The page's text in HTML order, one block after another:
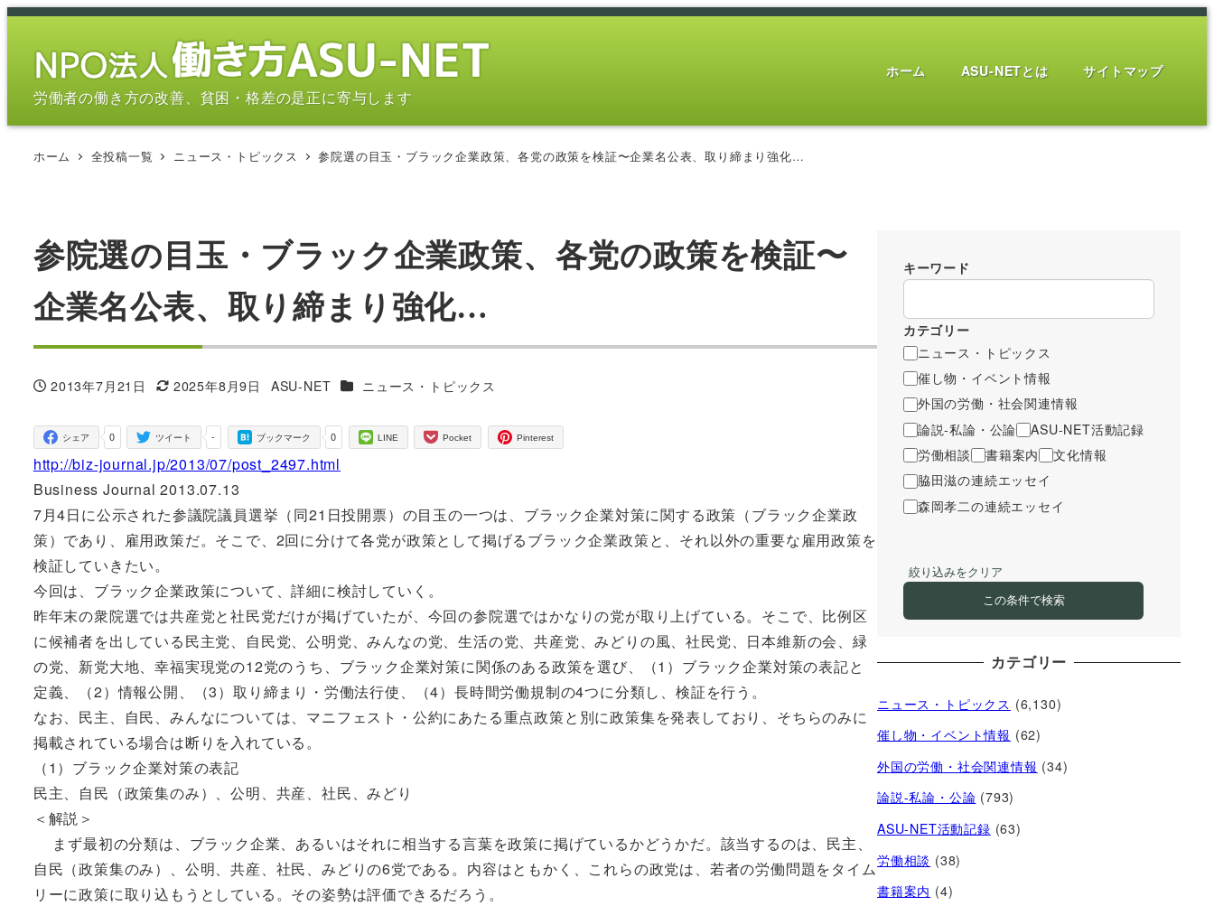
メ
労働者の働き方の改善、貧困・格差の是正に寄与します
ホーム ASU-NETとは サイトマップ
ホーム 全投稿一覧 ニュース・トピックス 参院選の目玉・ブラック企業政策、各党の政策を検証〜企業名公表、取り締まり強化…
参院選の目玉・ブラック企業政策、各党の政策を検証〜
企業名公表、取り締まり強化…
投稿日
2013年7月21日
更新日
2025年8月9日
著
ASU-NET カテゴリー
ニュース・トピックス
0
シェア -
ツイート 0
ブックマーク LINE Pocket Pinterest
http://biz-journal.jp/2013/07/post_2497.html
Business Journal 2013.07.13
7月4日に公示された参議院議員選挙（同21日投開票）の目玉の一つは、ブラック企業対策に関する政策（ブラック企業政
策）であり、雇用政策だ。そこで、2回に分けて各党が政策として掲げるブラック企業政策と、それ以外の重要な雇用政策を
検証していきたい。
今回は、ブラック企業政策について、詳細に検討していく。
昨年末の衆院選では共産党と社民党だけが掲げていたが、今回の参院選ではかなりの党が取り上げている。そこで、比例区
に候補者を出している民主党、自民党、公明党、みんなの党、生活の党、共産党、みどりの風、社民党、日本維新の会、緑
の党、新党大地、幸福実現党の12党のうち、ブラック企業対策に関係のある政策を選び、（1）ブラック企業対策の表記と
定義、（2）情報公開、（3）取り締まり・労働法行使、（4）長時間労働規制の4つに分類し、検証を行う。
なお、民主、自民、みんなについては、マニフェスト・公約にあたる重点政策と別に政策集を発表しており、そちらのみに
掲載されている場合は断りを入れている。
（1）ブラック企業対策の表記
民主、自民（政策集のみ）、公明、共産、社民、みどり
＜解説＞
まず最初の分類は、ブラック企業、あるいはそれに相当する言葉を政策に掲げているかどうかだ。該当するのは、民主、
自民（政策集のみ）、公明、共産、社民、みどりの6党である。内容はともかく、これらの政党は、若者の労働問題をタイム
リーに政策に取り込もうとしている。その姿勢は評価できるだろう。
キーワード
カテゴリー
ニュース・トピックス
催し物・イベント情報
外国の労働・社会関連情報
論説-私論・公論
ASU-NET活動記録
労働相談
書籍案内
文化情報
脇田滋の連続エッセイ
森岡孝二の連続エッセイ
絞り込みをクリア
この条件で検索
カテゴリー
ニュース・トピックス (6,130)
催し物・イベント情報 (62)
外国の労働・社会関連情報 (34)
論説-私論・公論 (793)
ASU-NET活動記録 (63)
労働相談 (38)
書籍案内 (4)